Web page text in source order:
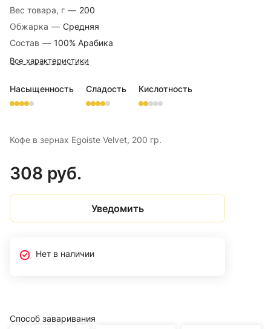
Вес товара, г — 200
Обжарка — Средняя
Состав — 100% Арабика
Все характеристики
Насыщенность Сладость Кислотность
Кофе в зернах Egoiste Velvet, 200 гр.
308 руб.
Уведомить
Нет в наличии
Способ заваривания